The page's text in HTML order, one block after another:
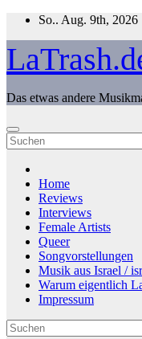
Zum
springen
So.. Aug. 9th, 2026
Das etwas andere
Home
Reviews
Interviews
Female Artists
Queer
Songvorstellungen
Musik aus Israel /
Warum eigentlich
Impressum